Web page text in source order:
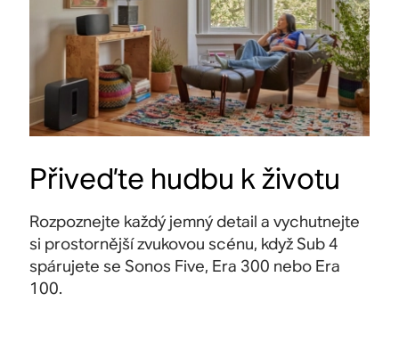
Přiveďte hudbu k životu
Rozpoznejte každý jemný detail a vychutnejte
si prostornější zvukovou scénu, když Sub 4
spárujete se Sonos Five, Era 300 nebo Era
100.